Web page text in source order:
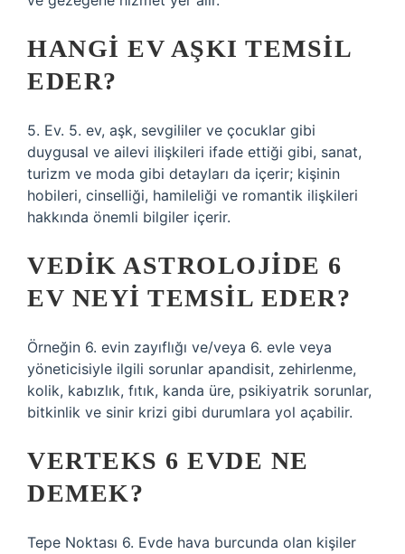
HANGI EV AŞKI TEMSIL
EDER?
5. Ev. 5. ev, aşk, sevgililer ve çocuklar gibi
duygusal ve ailevi ilişkileri ifade ettiği gibi, sanat,
turizm ve moda gibi detayları da içerir; kişinin
hobileri, cinselliği, hamileliği ve romantik ilişkileri
hakkında önemli bilgiler içerir.
VEDIK ASTROLOJIDE 6
EV NEYI TEMSIL EDER?
Örneğin 6. evin zayıflığı ve/veya 6. evle veya
yöneticisiyle ilgili sorunlar apandisit, zehirlenme,
kolik, kabızlık, fıtık, kanda üre, psikiyatrik sorunlar,
bitkinlik ve sinir krizi gibi durumlara yol açabilir.
VERTEKS 6 EVDE NE
DEMEK?
Tepe Noktası 6. Evde hava burcunda olan kişiler